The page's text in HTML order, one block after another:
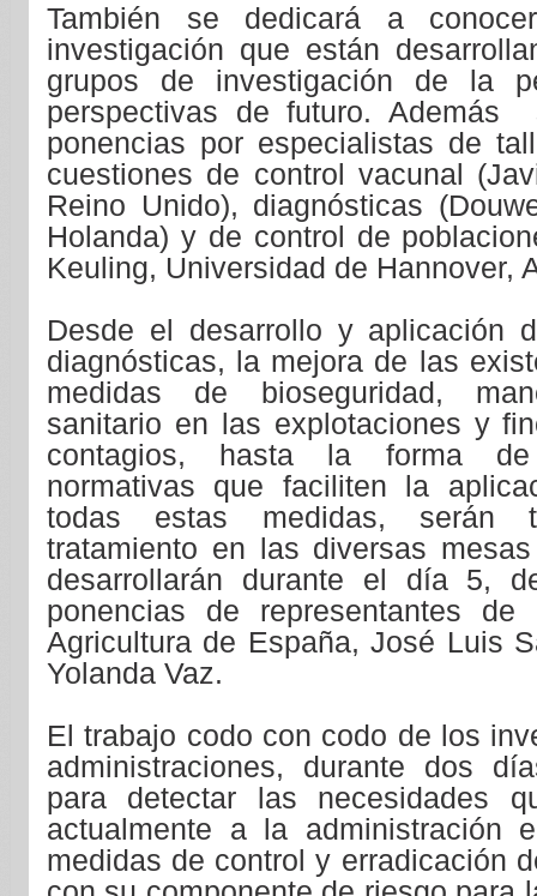
También se dedicará a
investigación que están
grupos de investigación de la
perspectivas de futuro. Además
ponencias por especialistas de
cuestiones de control vacunal
Reino Unido), diagnósticas
Holanda) y de control de
Keuling, Universidad de Hannover,
Desde el desarrollo y aplicación
diagnósticas, la mejora de las
medidas de bioseguridad,
sanitario en las explotaciones y
contagios, hasta la forma
normativas que faciliten la
todas estas medidas, serán
tratamiento en las diversas
desarrollarán durante el día 5,
ponencias de representantes
Agricultura de España, José Luis
Yolanda Vaz.
El trabajo codo con codo de los
administraciones, durante dos
para detectar las necesidades
actualmente a la administración
medidas de control y erradicación